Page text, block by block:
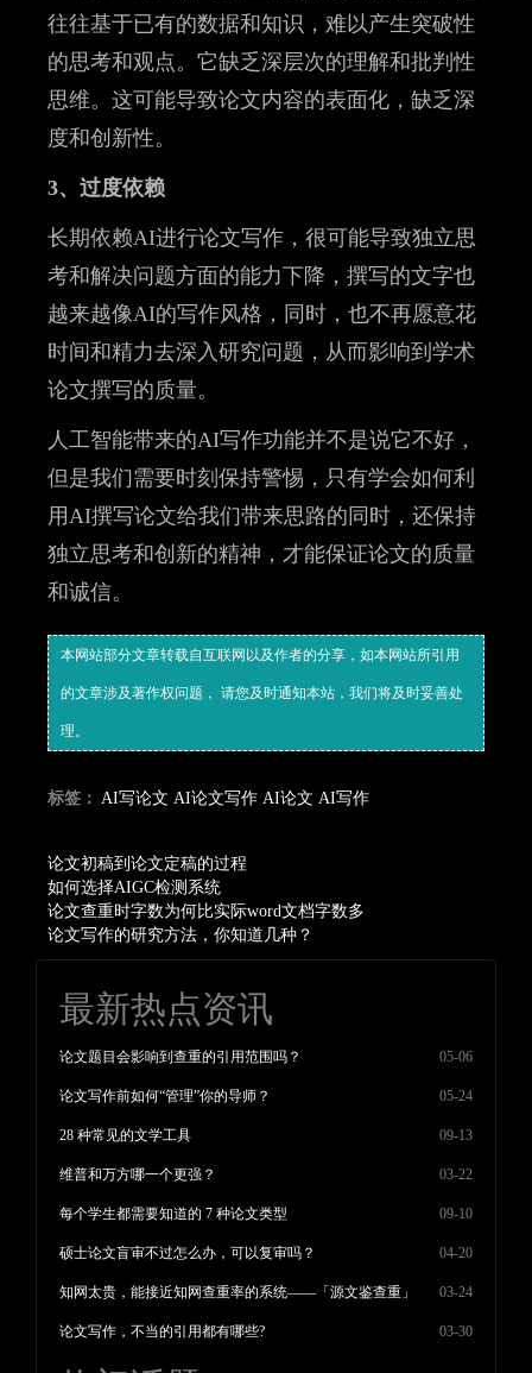
往往基于已有的数据和知识，难以产生突破性
的思考和观点。它缺乏深层次的理解和批判性
思维。这可能导致论文内容的表面化，缺乏深
度和创新性。
3、过度依赖
长期依赖AI进行论文写作，很可能导致独立思
考和解决问题方面的能力下降，撰写的文字也
越来越像AI的写作风格，同时，也不再愿意花
时间和精力去深入研究问题，从而影响到学术
论文撰写的质量。
人工智能带来的AI写作功能并不是说它不好，
但是我们需要时刻保持警惕，只有学会如何利
用AI撰写论文给我们带来思路的同时，还保持
独立思考和创新的精神，才能保证论文的质量
和诚信。
本网站部分文章转载自互联网以及作者的分享，如本网站所引用
的文章涉及著作权问题， 请您及时通知本站，我们将及时妥善处
理。
标签： AI写论文 AI论文写作 AI论文 AI写作
论文初稿到论文定稿的过程
如何选择AIGC检测系统
论文查重时字数为何比实际word文档字数多
论文写作的研究方法，你知道几种？
最新热点资讯
论文题目会影响到查重的引用范围吗？ 05-06
论文写作前如何“管理”你的导师？ 05-24
28 种常见的文学工具 09-13
维普和万方哪一个更强？ 03-22
每个学生都需要知道的 7 种论文类型 09-10
硕士论文盲审不过怎么办，可以复审吗？ 04-20
知网太贵，能接近知网查重率的系统——「源文鉴查重」 03-24
论文写作，不当的引用都有哪些? 03-30